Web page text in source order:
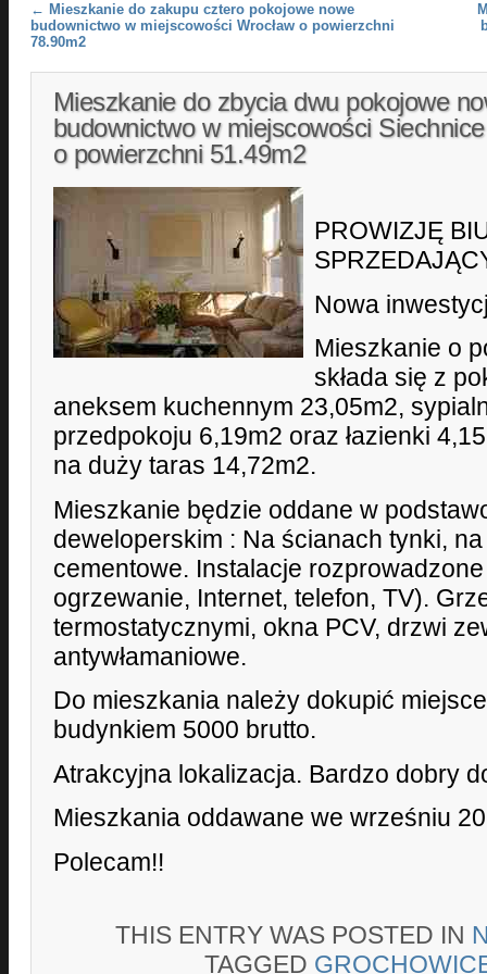
Post navigation
← Mieszkanie do zakupu cztero pokojowe nowe
budownictwo w miejscowości Wrocław o powierzchni
78.90m2
Mieszkanie do zbycia dwu pokojowe
budownictwo w miejscowości
o powierzchni 51.49m2
PROWIZJĘ
Nowa
Mieszkanie o
składa się z
aneksem kuchennym 23,05m2,
przedpokoju 6,19m2 oraz łazienki
na duży taras 14,72m2.
Mieszkanie będzie oddane w
deweloperskim : Na ścianach tynki,
cementowe. Instalacje
ogrzewanie, Internet, telefon, TV).
termostatycznymi, okna PCV, drzwi
antywłamaniowe.
Do mieszkania należy dokupić
budynkiem 5000 brutto.
Atrakcyjna lokalizacja. Bardzo dobry
Mieszkania oddawane we wrześniu
Polecam!!
THIS ENTRY WAS POSTED IN
TAGGED